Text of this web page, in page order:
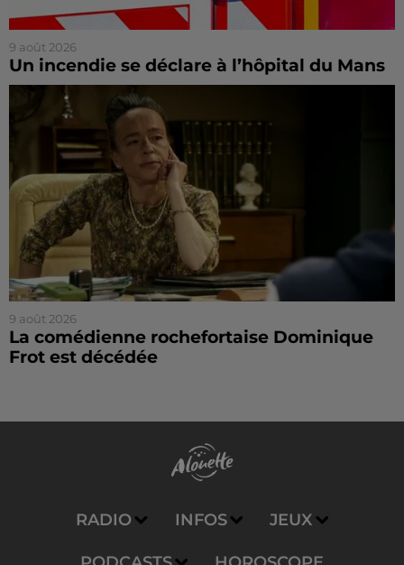
9 août 2026
Un incendie se déclare à l’hôpital du Mans
9 août 2026
La comédienne rochefortaise Dominique
Frot est décédée
RADIO INFOS JEUX